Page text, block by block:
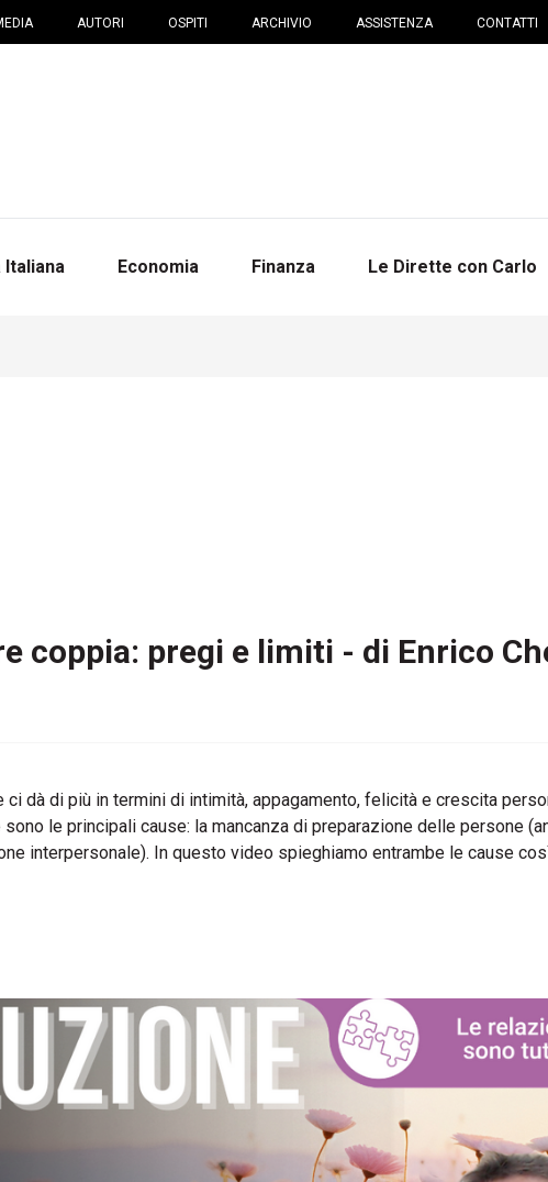
AUTORI OSPITI ARCHIVIO ASSISTENZA CONTATTI
Italiana Economia Finanza Le Dirette con Carlo
coppia: pregi e limiti - di Enrico
dà di più in termini di intimità, appagamento, felicità e crescita
le principali cause: la mancanza di preparazione delle persone
interpersonale). In questo video spieghiamo entrambe le cause